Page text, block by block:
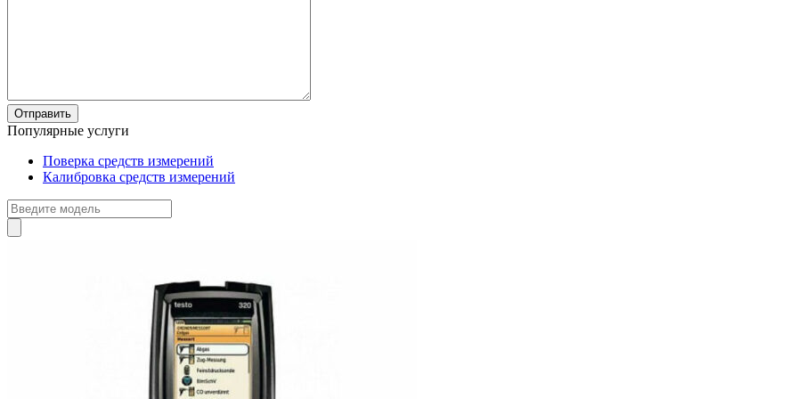
Популярные услуги
Поверка средств измерений
Калибровка средств измерений